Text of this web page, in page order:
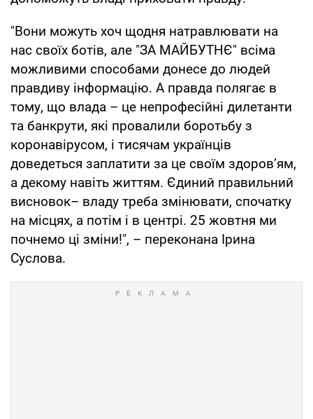
"Вони можуть хоч щодня натравлювати на
нас своїх ботів, але "ЗА МАЙБУТНЄ" всіма
можливими способами донесе до людей
правдиву інформацію. А правда полягає в
тому, що влада – це непрофесійні дилетанти
та банкрути, які провалили боротьбу з
коронавірусом, і тисячам українців
доведеться заплатити за це своїм здоров’ям,
а декому навіть життям. Єдиний правильний
висновок– владу треба змінювати, спочатку
на місцях, а потім і в центрі. 25 жовтня ми
почнемо ці зміни!", – переконана Ірина
Суслова.